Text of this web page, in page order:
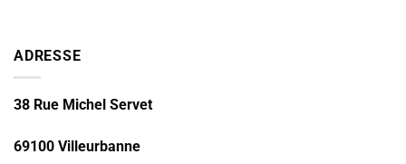
ADRESSE
38 Rue Michel Servet
69100 Villeurbanne